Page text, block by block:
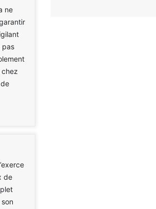
ne
pas
de